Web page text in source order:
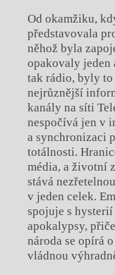
Od okamžiku,
představovala
něhož byla
opakovaly jeden
tak rádio, byly
nejrůznější
kanály na síti
nespočívá jen v
a synchronizaci
totálnosti.
média, a životní
stává
v jeden celek.
spojuje s
apokalypsy,
národa se opírá
vládnou